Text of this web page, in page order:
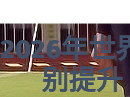
2026年世
别提